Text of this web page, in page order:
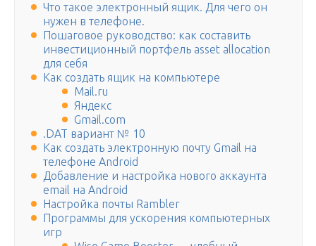
Что такое электронный ящик. Для чего он
нужен в телефоне.
Пошаговое руководство: как составить
инвестиционный портфель asset allocation
для себя
Как создать ящик на компьютере
Mail.ru
Яндекс
Gmail.com
.DAT вариант № 10
Как создать электронную почту Gmail на
телефоне Android
Добавление и настройка нового аккаунта
email на Android
Настройка почты Rambler
Программы для ускорения компьютерных
игр